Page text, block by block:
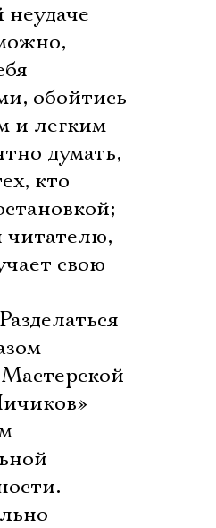
обойтись
и легким
думать,
кто
читателю,
свою